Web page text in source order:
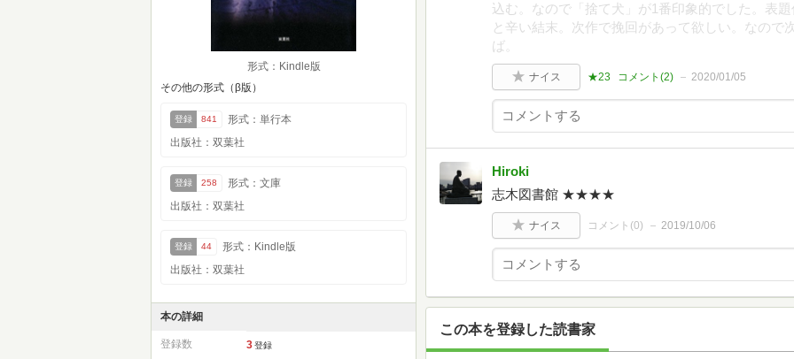
形式：Kindle版
その他の形式（β版）
登録 841
形式：単行本
出版社：双葉社
登録 258
形式：文庫
出版社：双葉社
登録 44
形式：Kindle版
出版社：双葉社
本の詳細
登録数 3 登録
込む。なので「捨て犬」が1番印象的でした。表
と辛い結末。次作で挽回があって欲しい。なので
ば。
ナイス ★23 コメント(2) 2020/01/05
Hiroki
志木図書館 ★★★★
ナイス コメント(0) 2019/10/06
この本を登録した読書家